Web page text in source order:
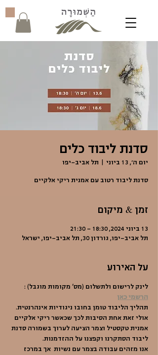
סדנת ליבוד כלים
יום ה׳, 13 ביוני תל אביב-יפו
סדנת ליבוד רטוב עם אמנית ריקי אלקיים
זמן & מיקום
13 ביוני 2024, 18:30 – 21:30
תל אביב-יפו, גורדון 30, תל אביב-יפו, ישראל
על האירוע
לינק לרישום ולתשלום (מס' מקומות מוגבל) :
הרשמי כאן
תהליך הליבוד טומן בחובו ניגודיות אינהרנטית.
אולי זאת אחת הסיבות לכך שכאשר ריקי אלקיים
אמנית טקסטיל וצמר הציעה לערוך בשמורה סדנת
ליבוד הסתקרנו וקפצנו על ההזדמנות.
אנו מזהים עבודה בצמר עם נשיות  אך במרכז